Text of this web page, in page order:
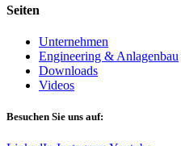
Seiten
Unternehmen
Engineering & Anlagenbau
Downloads
Videos
Besuchen Sie uns auf: